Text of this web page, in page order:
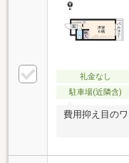
礼金なし
駐車場(近隣含)
費用抑え目の